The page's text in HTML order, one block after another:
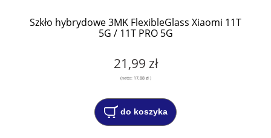
Szkło hybrydowe 3MK FlexibleGlass Xiaomi 11T
5G / 11T PRO 5G
21,99 zł
(netto: 17,88 zł)
do koszyka